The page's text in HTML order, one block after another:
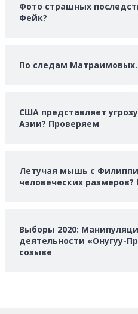
Фото страшных
Фейк?
По следам Матраимовых.
США представляет
Азии? Проверяем
Летучая мышь с
человеческих
Выборы 2020:
деятельности «Онугуу-
созыве